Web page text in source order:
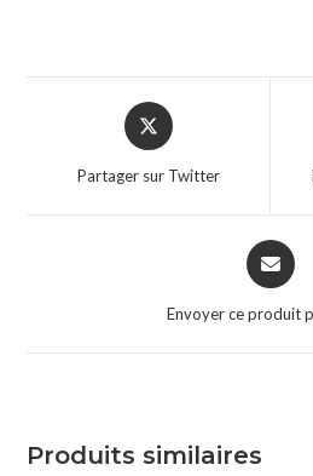
Partager sur Twitter
Envoyer ce produit
Produits similaires